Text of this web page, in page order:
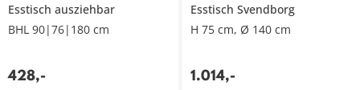
Esstisch ausziehbar
BHL 90|76|180 cm
428,-
Esstisch Svendborg
H 75 cm, Ø 140 cm
1.014,-